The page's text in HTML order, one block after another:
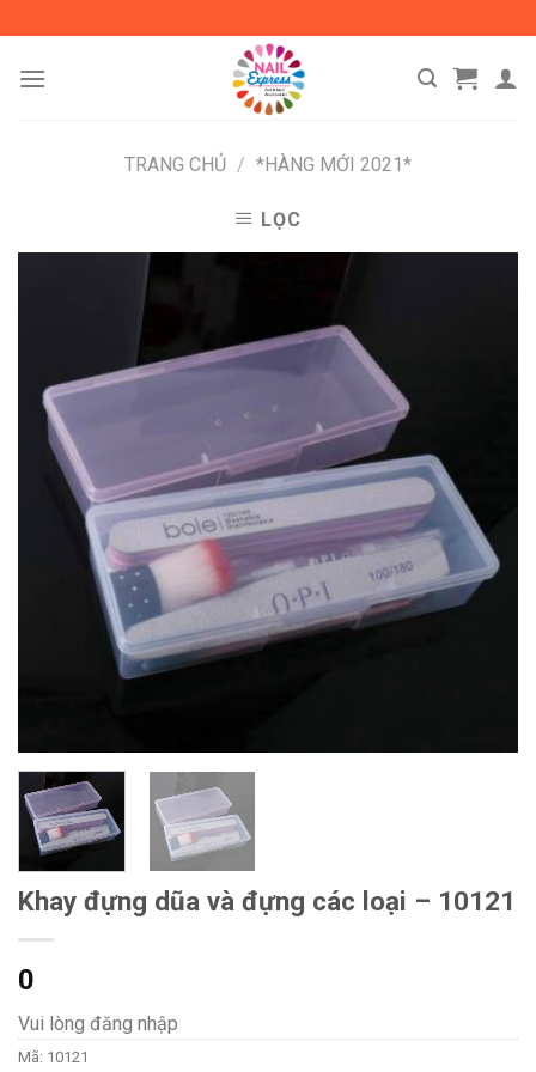
content
TRANG CHỦ / *HÀNG MỚI 2021*
LỌC
Khay đựng dũa và đựng các loại – 10121
0
Vui lòng đăng nhập
Mã: 10121